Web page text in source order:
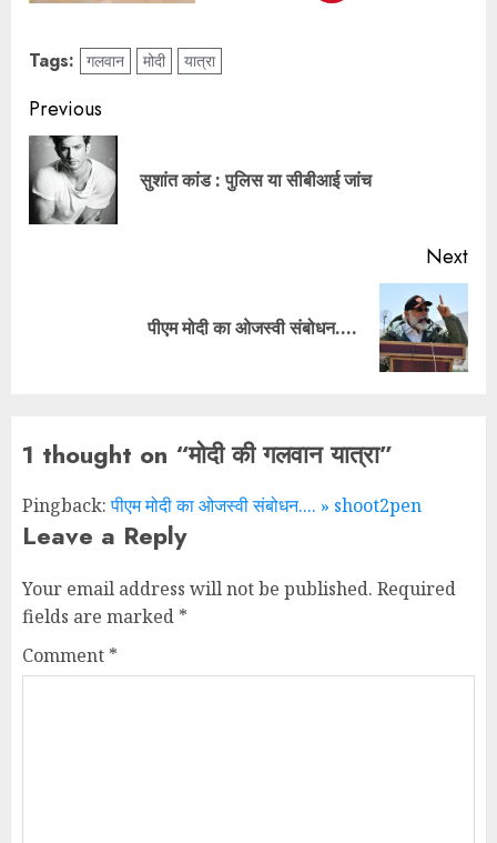
Tags: गलवान मोदी यात्रा
Previous
सुशांत कांड : पुलिस या सीबीआई जांच
Next
पीएम मोदी का ओजस्वी संबोधन….
1 thought on “मोदी की गलवान यात्रा”
Pingback:पीएम मोदी का ओजस्वी संबोधन.... » shoot2pen
Leave a Reply
Your email address will not be published. Required
fields are marked *
Comment *